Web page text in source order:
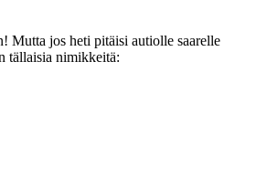
Mutta jos heti pitäisi autiolle saarelle
tällaisia nimikkeitä: